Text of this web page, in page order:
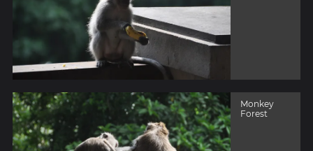
Monkey
Forest